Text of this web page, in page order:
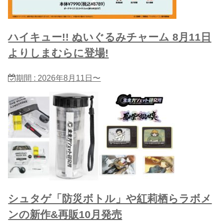
ハイキュー!! ぬいぐるみチャーム 8月11日
よりしまむらに登場!
期間 : 2026年8月11日〜
シュタゲ「防災ボトル」や紅莉栖らラボメ
ンの新作&再販10月発売